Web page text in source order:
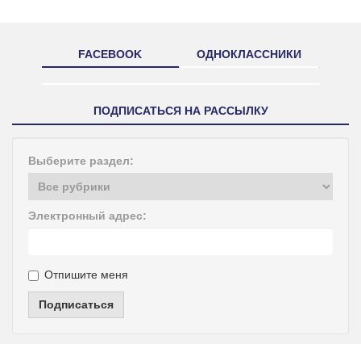
FACEBOOK ОДНОКЛАССНИКИ
ПОДПИСАТЬСЯ НА РАССЫЛКУ
Выберите раздел:
Электронный адрес:
Отпишите меня
Подписаться